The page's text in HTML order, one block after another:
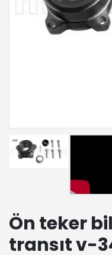
Ön teker
transıt v-